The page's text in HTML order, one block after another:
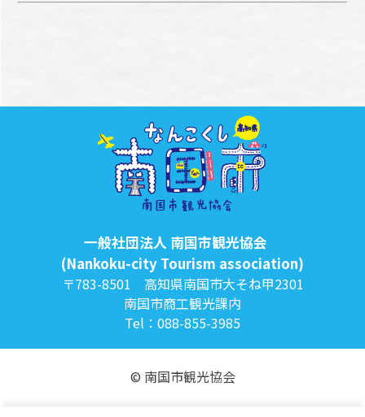
一般社団法人 南国市観光協会
(Nankoku-city Tourism association)
〒783-8501 高知県南国市大そね甲2301
南国市商工観光課内
Tel：088-855-3985
© 南国市観光協会